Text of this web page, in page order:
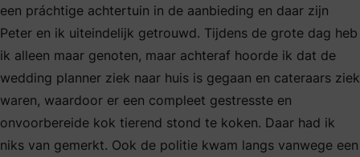
een práchtige achtertuin in de aanbieding en daar zijn
Peter en ik uiteindelijk getrouwd. Tijdens de grote dag heb
ik alleen maar genoten, maar achteraf hoorde ik dat de
wedding planner ziek naar huis is gegaan en cateraars ziek
waren, waardoor er een compleet gestresste en
onvoorbereide kok tierend stond te koken. Daar had ik
niks van gemerkt. Ook de politie kwam langs vanwege een